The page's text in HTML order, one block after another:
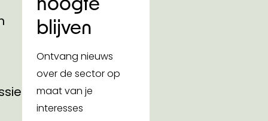
blijven
Ontvang nieuws
over de sector op
maat van je
interesses